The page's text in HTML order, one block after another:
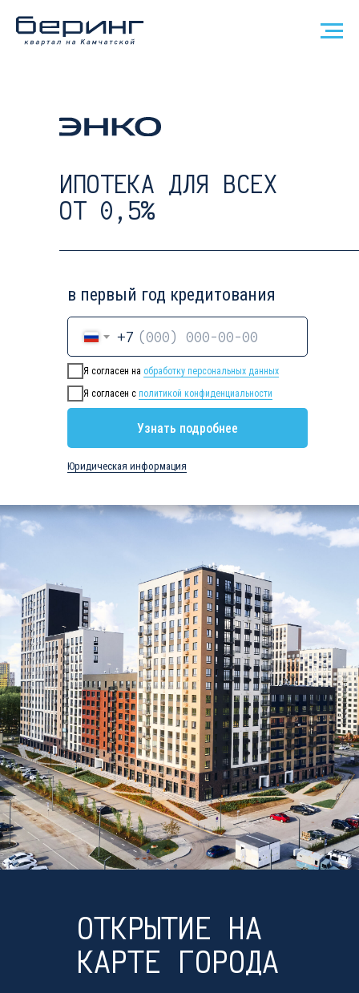
ИПОТЕКА ДЛЯ ВСЕХ
ОТ 0,5%
в первый год кредитования
+7
Я согласен на обработку персональных данных
Я согласен с политикой конфиденциальности
Узнать подробнее
Юридическая информация
ОТКРЫТИЕ НА
КАРТЕ ГОРОДА